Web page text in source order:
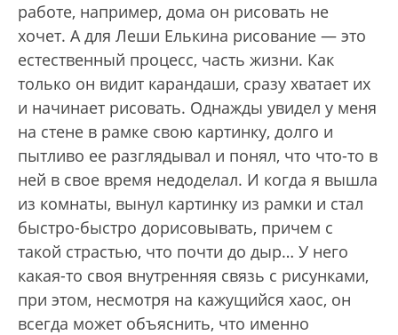
работе, например, дома он рисовать не
хочет. А для Леши Елькина рисование — это
естественный процесс, часть жизни. Как
только он видит карандаши, сразу хватает их
и начинает рисовать. Однажды увидел у меня
на стене в рамке свою картинку, долго и
пытливо ее разглядывал и понял, что что-то в
ней в свое время недоделал. И когда я вышла
из комнаты, вынул картинку из рамки и стал
быстро-быстро дорисовывать, причем с
такой страстью, что почти до дыр… У него
какая-то своя внутренняя связь с рисунками,
при этом, несмотря на кажущийся хаос, он
всегда может объяснить, что именно